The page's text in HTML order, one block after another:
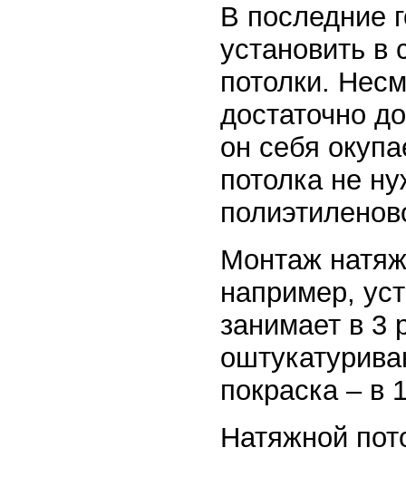
В последние
установить
потолки.
достаточно
он себя
потолка не
Монтаж
например,
занимает в 3
покраска – в
Натяжной